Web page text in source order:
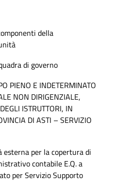
della
di governo
PIENO E INDETERMINATO
NON DIRIGENZIALE,
ISTRUTTORI, IN
DI ASTI – SERVIZIO
per la copertura di
contabile E.Q. a
per Servizio Supporto